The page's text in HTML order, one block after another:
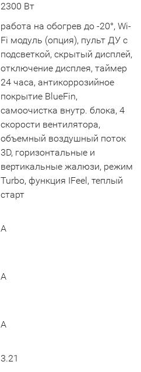
2300 Вт
работа на обогрев до -20°, Wi-
Fi модуль (опция), пульт ДУ с
подсветкой, скрытый дисплей,
отключение дисплея, таймер
24 часа, антикоррозийное
покрытие BlueFin,
самоочистка внутр. блока, 4
скорости вентилятора,
объемный воздушный поток
3D, горизонтальные и
вертикальные жалюзи, режим
Turbo, функция IFeel, теплый
старт
A
А
A
3.21